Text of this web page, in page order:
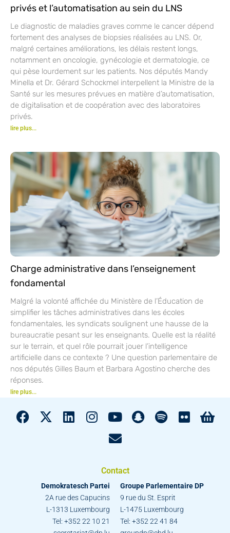
privés et l’automatisation au sein du LNS
Le diagnostic de maladies graves comme le cancer dépend
fortement des analyses de biopsies réalisées au LNS. Or,
malgré certaines améliorations, les délais restent longs,
notamment en oncologie, gynécologie et dermatologie, ce
qui pèse lourdement sur les patients. Nos députés Mandy
Minella et Dr. Gérard Schockmel interpellent la Ministre de la
Santé sur les mesures prévues en matière d’automatisation,
de digitalisation et de coopération avec des laboratoires
privés.
lire plus...
Charge administrative dans l’enseignement
fondamental
Malgré la volonté affichée du Ministère de l’Éducation de
simplifier les tâches administratives dans les écoles
fondamentales, les syndicats soulignent une hausse de la
bureaucratie pesant sur les enseignants. Quelle est la réalité
sur le terrain, et quel rôle pourrait jouer l’intelligence
artificielle dans ce contexte ? Une question parlementaire de
nos députés Gilles Baum et Barbara Agostino cherche des
réponses.
lire plus...
Contact
Demokratesch Partei
2A rue des Capucins
L-1313 Luxembourg
Tel: +352 22 10 21
Groupe Parlementaire DP
9 rue du St. Esprit
L-1475 Luxembourg
Tel: +352 22 41 84